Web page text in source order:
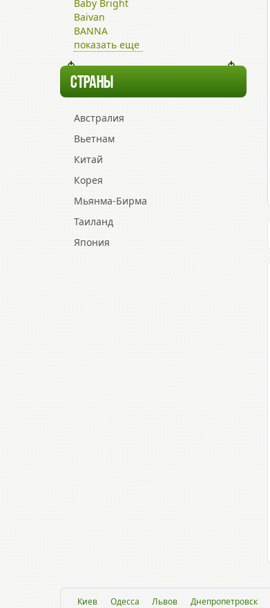
Baby Bright
Baivan
BANNA
показать еще
СТРАНЫ
Австралия
Вьетнам
Китай
Корея
Мьянма-Бирма
Таиланд
Япония
Киев Одесса Львов Днепропетровск